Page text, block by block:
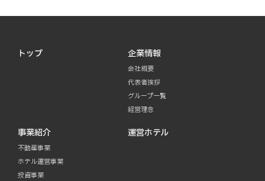
トップ 企業情報
会社概要
代表者挨拶
グループ一覧
経営理念
事業紹介
不動産事業
ホテル運営事業
投資事業
運営ホテル